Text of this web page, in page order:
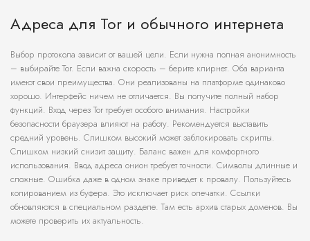
Адреса для Tor и обычного интернета
Выбор протокола зависит от вашей цели. Если нужна полная анонимность
– выбирайте Tor. Если важна скорость – берите клирнет. Оба варианта
имеют свои преимущества. Они реализованы на платформе одинаково
хорошо. Интерфейс ничем не отличается. Вы получите полный набор
функций. Вход через Tor требует особого внимания. Настройки
безопасности браузера влияют на работу. Рекомендуется выставить
средний уровень. Слишком высокий может заблокировать скрипты.
Слишком низкий снизит защиту. Баланс важен для комфортного
использования. Ввод адреса онион требует точности. Символы длинные и
сложные. Ошибка даже в одном знаке приведет к провалу. Пользуйтесь
копированием из буфера. Это исключает риск опечатки. Ссылки
обновляются в специальном разделе. Там есть архив старых доменов. Вы
можете проверить их актуальность.